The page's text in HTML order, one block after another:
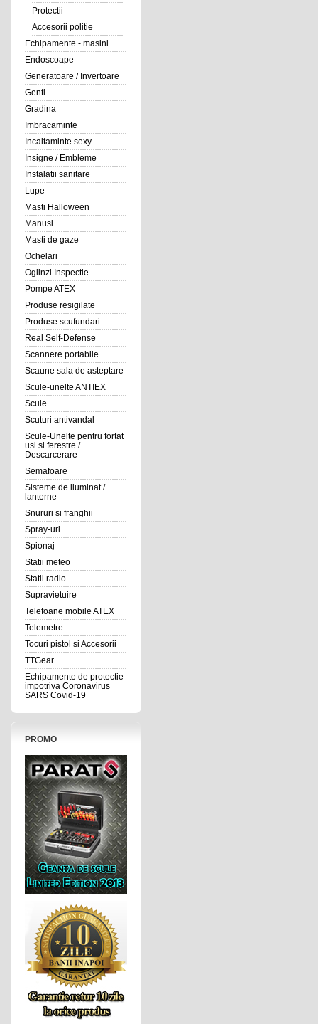
Protectii
Accesorii politie
Echipamente - masini
Endoscoape
Generatoare / Invertoare
Genti
Gradina
Imbracaminte
Incaltaminte sexy
Insigne / Embleme
Instalatii sanitare
Lupe
Masti Halloween
Manusi
Masti de gaze
Ochelari
Oglinzi Inspectie
Pompe ATEX
Produse resigilate
Produse scufundari
Real Self-Defense
Scannere portabile
Scaune sala de asteptare
Scule-unelte ANTIEX
Scule
Scuturi antivandal
Scule-Unelte pentru fortat
usi si ferestre /
Descarcerare
Semafoare
Sisteme de iluminat /
lanterne
Snururi si franghii
Spray-uri
Spionaj
Statii meteo
Statii radio
Supravietuire
Telefoane mobile ATEX
Telemetre
Tocuri pistol si Accesorii
TTGear
Echipamente de protectie
impotriva Coronavirus
SARS Covid-19
PROMO